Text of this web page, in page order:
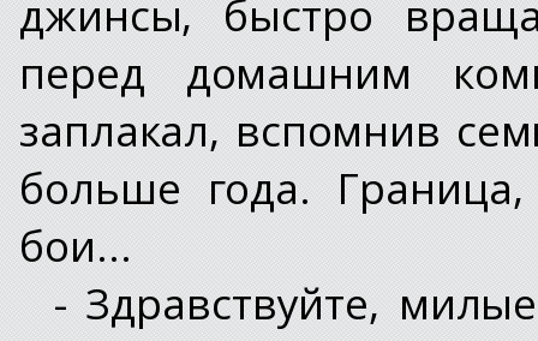
джинсы, быстро
перед домашним
заплакал, вспомнив
больше года.
бои...
- Здравствуйте,